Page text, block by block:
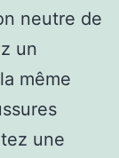
neutre de
un
même
une